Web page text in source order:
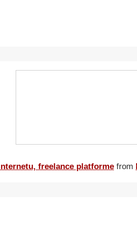
freelance platforme from